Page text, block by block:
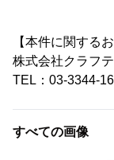
【本件に関する
株式会社クラフ
TEL：03-3344-
すべての画像